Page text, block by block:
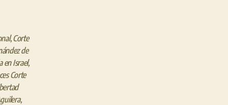
,Corte
de
en Israel,
Corte
,